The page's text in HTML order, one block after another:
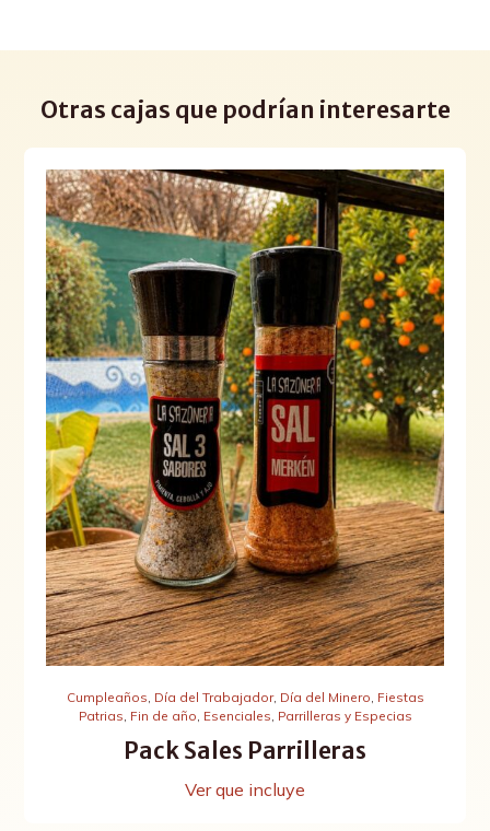
Otras cajas que podrían interesarte
Cumpleaños Día del Trabajador, Día del Minero Fiestas
Patrias Fin de año Esenciales Parrilleras y Especias
Pack Sales Parrilleras
Ver que incluye